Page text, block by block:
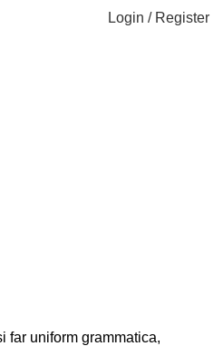
Login / Register
far uniform grammatica,